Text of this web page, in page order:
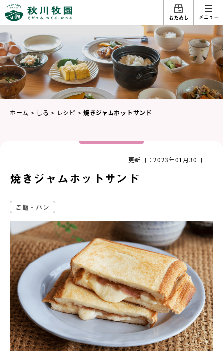
おためし メニュー
ホーム > しる > レシピ > 焼きジャムホットサンド
更新日：2023年01月30日
焼きジャムホットサンド
ご飯・パン